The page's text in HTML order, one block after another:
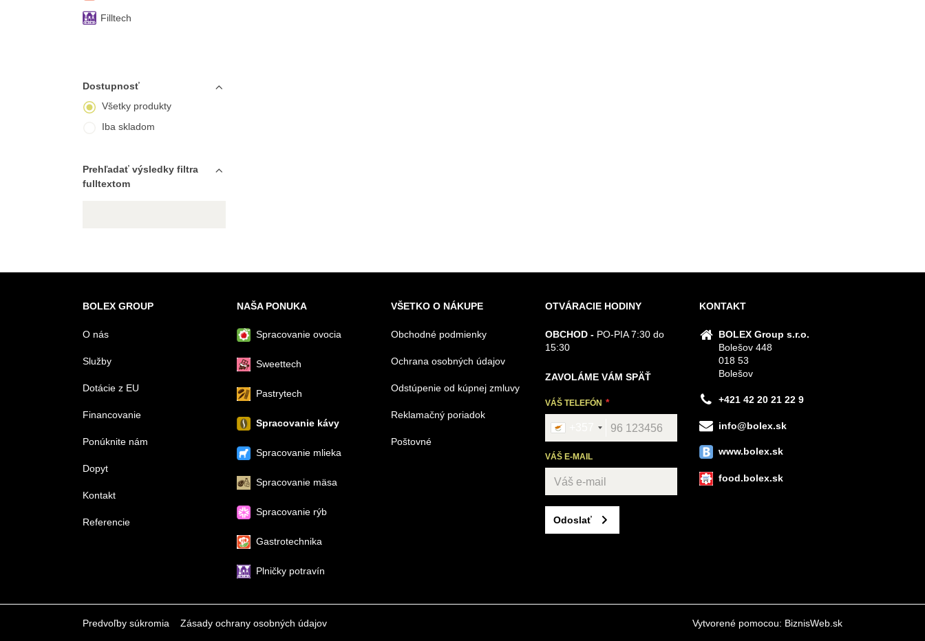
Filltech
Dostupnosť
Všetky produkty
Iba skladom
Prehľadať výsledky filtra
fulltextom
BOLEX GROUP
O nás
Služby
Dotácie z EU
Financovanie
Ponúknite nám
Dopyt
Kontakt
Referencie
NAŠA PONUKA
Spracovanie ovocia
Sweettech
Pastrytech
Spracovanie kávy
Spracovanie mlieka
Spracovanie mäsa
Spracovanie rýb
Gastrotechnika
Plničky potravín
VŠETKO O NÁKUPE
Obchodné podmienky
Ochrana osobných údajov
Odstúpenie od kúpnej zmluvy
Reklamačný poriadok
Poštovné
OTVÁRACIE HODINY
OBCHOD - PO-PIA 7:30 do
15:30
ZAVOLÁME VÁM SPÄŤ
VÁŠ TELEFÓN
VÁŠ E-MAIL
Odoslať
KONTAKT
BOLEX Group s.r.o.
Bolešov 448
018 53
Bolešov
+421 42 20 21 22 9
info@bolex.sk
www.bolex.sk
food.bolex.sk
Predvoľby súkromia Zásady ochrany osobných údajov Vytvorené pomocou: BiznisWeb.sk